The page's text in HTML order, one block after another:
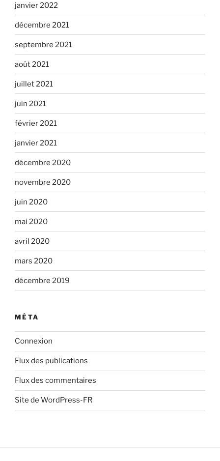
janvier 2022
décembre 2021
septembre 2021
août 2021
juillet 2021
juin 2021
février 2021
janvier 2021
décembre 2020
novembre 2020
juin 2020
mai 2020
avril 2020
mars 2020
décembre 2019
MÉTA
Connexion
Flux des publications
Flux des commentaires
Site de WordPress-FR